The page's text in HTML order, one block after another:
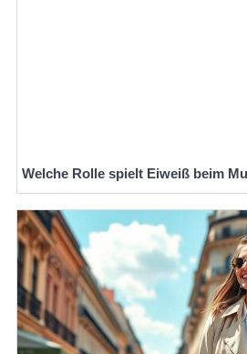
Welche Rolle spielt Eiweiß beim